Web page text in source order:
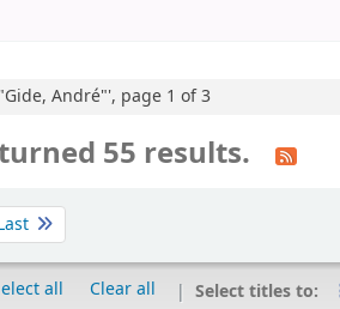
André"', page 1 of 3
55 results.
all Clear all Select titles to: